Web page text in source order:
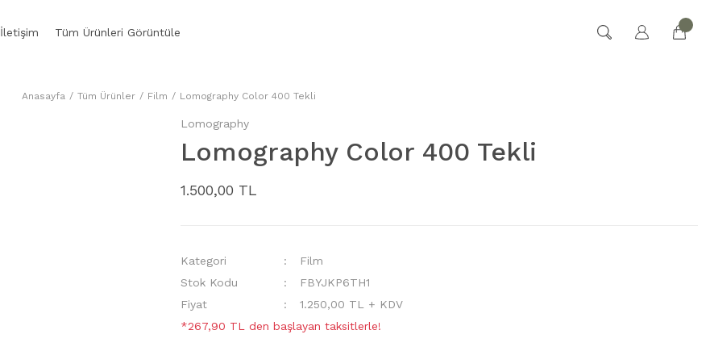
İletişim Tüm Ürünleri Görüntüle
Anasayfa Tüm Ürünler Film Lomography Color 400 Tekli
Lomography
Lomography Color 400 Tekli
1.500,00 TL
Kategori
Film
Stok Kodu
FBYJKP6TH1
Fiyat
1.250,00 TL + KDV
*267,90 TL den başlayan taksitlerle!